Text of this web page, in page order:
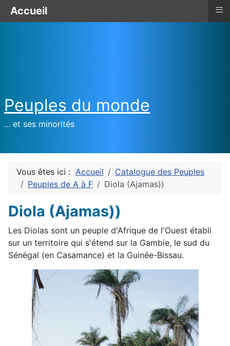
Peuples du monde
... et ses minorités
Vous êtes ici : Accueil
Catalogue des Peuples
Peuples de A à F
Diola (Ajamas))
Diola (Ajamas))
Les Diolas sont un peuple d'Afrique de l'Ouest établi
sur un territoire qui s'étend sur la Gambie, le sud du
Sénégal (en Casamance) et la Guinée-Bissau.
Accueil ≡